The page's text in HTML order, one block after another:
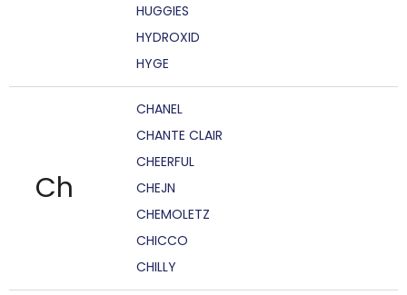
HUGGIES
HYDROXID
HYGE
Ch
CHANEL
CHANTE CLAIR
CHEERFUL
CHEJN
CHEMOLETZ
CHICCO
CHILLY